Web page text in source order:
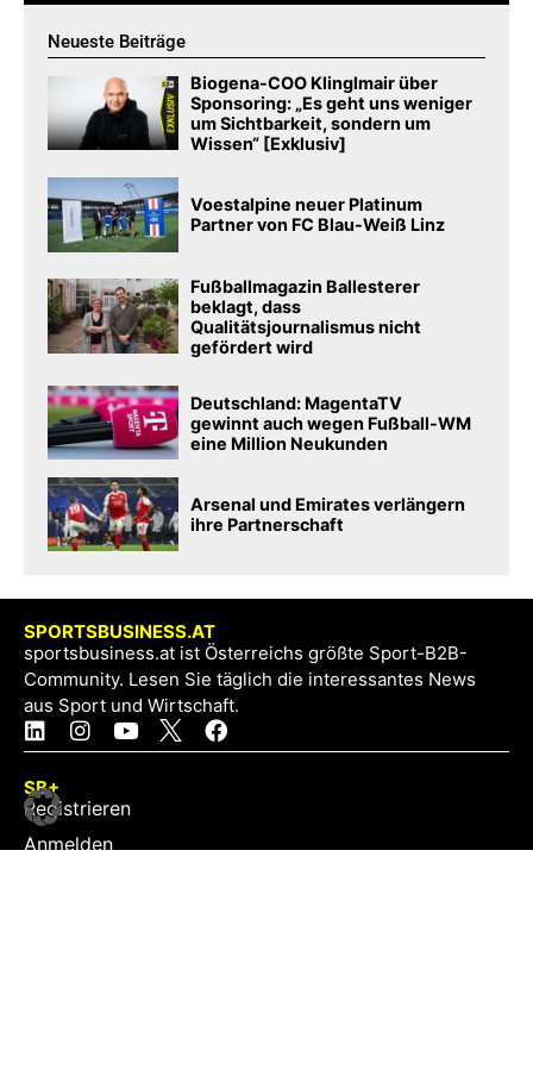
Neueste Beiträge
Biogena-COO Klinglmair über
Sponsoring: „Es geht uns weniger
um Sichtbarkeit, sondern um
Wissen“ [Exklusiv]
Voestalpine neuer Platinum
Partner von FC Blau-Weiß Linz
Fußballmagazin Ballesterer
beklagt, dass
Qualitätsjournalismus nicht
gefördert wird
Deutschland: MagentaTV
gewinnt auch wegen Fußball-WM
eine Million Neukunden
Arsenal und Emirates verlängern
ihre Partnerschaft
SPORTSBUSINESS.AT
sportsbusiness.at ist Österreichs größte Sport-B2B-
Community. Lesen Sie täglich die interessantes News
aus Sport und Wirtschaft.
SB+
Registrieren
Anmelden